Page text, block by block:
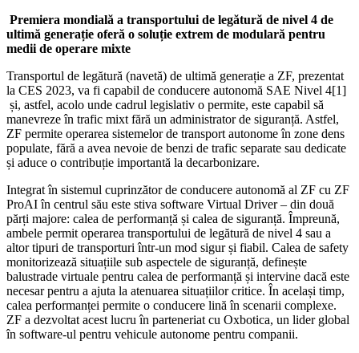
Premiera mondială a transportului de legătură de nivel 4 de
ultimă generație oferă o soluție extrem de modulară pentru
medii de operare mixte
Transportul de legătură (navetă) de ultimă generație a ZF, prezentat
la CES 2023, va fi capabil de conducere autonomă SAE Nivel 4[1]
și, astfel, acolo unde cadrul legislativ o permite, este capabil să
manevreze în trafic mixt fără un administrator de siguranță. Astfel,
ZF permite operarea sistemelor de transport autonome în zone dens
populate, fără a avea nevoie de benzi de trafic separate sau dedicate
și aduce o contribuție importantă la decarbonizare.
Integrat în sistemul cuprinzător de conducere autonomă al ZF cu ZF
ProAI în centrul său este stiva software Virtual Driver – din două
părți majore: calea de performanță și calea de siguranță. Împreună,
ambele permit operarea transportului de legătură de nivel 4 sau a
altor tipuri de transporturi într-un mod sigur și fiabil. Calea de safety
monitorizează situațiile sub aspectele de siguranță, definește
balustrade virtuale pentru calea de performanță și intervine dacă este
necesar pentru a ajuta la atenuarea situațiilor critice. În același timp,
calea performanței permite o conducere lină în scenarii complexe.
ZF a dezvoltat acest lucru în parteneriat cu Oxbotica, un lider global
în software-ul pentru vehicule autonome pentru companii.